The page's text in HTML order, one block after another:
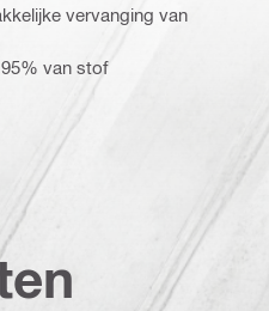
vervanging van
van stof